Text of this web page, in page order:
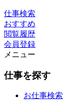
仕事検索
おすすめ
閲覧履歴
会員登録
メニュー
仕事を探す
お仕事検索